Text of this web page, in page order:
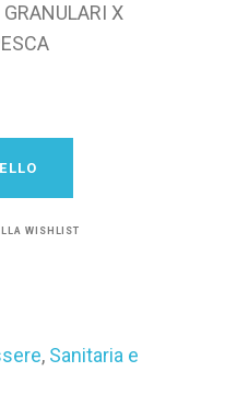
X
WISHLIST
, Sanitaria e